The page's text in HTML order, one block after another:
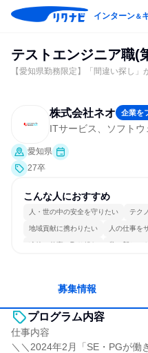
インターン＆
テストエンジニア職(
【愛知県勤務限定】「間違い探し」
株式会社ネオ 企業を
ITサービス、ソフト
愛知県
27卒
こんな人におすすめ
人・世の中の安全を守りたい テク
地域貢献に携わりたい 人の仕事を
冷静に仕事に取り組む 常に新しい
募集情報
プログラム内容
仕事内容
＼＼2024年2月「SE・PGが働